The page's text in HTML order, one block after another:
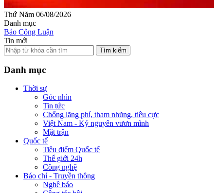
Thứ Năm 06/08/2026
Danh mục
Báo Công Luận
Tin mới
Tìm kiếm
Danh mục
Thời sự
Góc nhìn
Tin tức
Chống lãng phí, tham nhũng, tiêu cực
Việt Nam - Kỷ nguyên vươn mình
Mặt trận
Quốc tế
Tiêu điểm Quốc tế
Thế giới 24h
Công nghệ
Báo chí - Truyền thông
Nghề báo